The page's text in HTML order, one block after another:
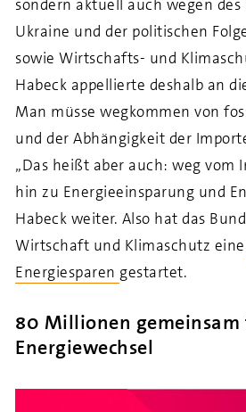
sondern aktuell auch wegen des
Ukraine und der politischen
sowie Wirtschafts- und
Habeck appellierte deshalb an
Man müsse wegkommen von
und der Abhängigkeit der
„Das heißt aber auch: weg vom
hin zu Energieeinsparung und
Habeck weiter. Also hat das
Wirtschaft und Klimaschutz eine
Energiesparen gestartet.
80 Millionen
Energiewechsel